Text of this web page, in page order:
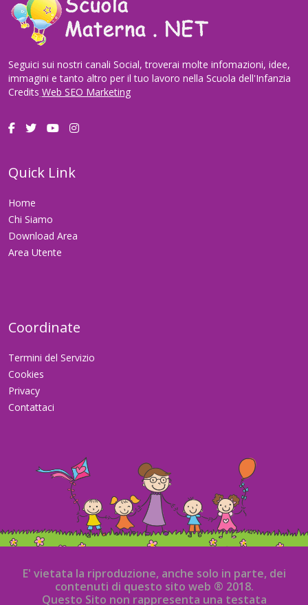
Seguici sui nostri canali Social, troverai molte infomazioni, idee,
immagini e tanto altro per il tuo lavoro nella Scuola dell'Infanzia
Credits Web SEO Marketing
Quick Link
Home
Chi Siamo
Download Area
Area Utente
Coordinate
Termini del Servizio
Cookies
Privacy
Contattaci
E' vietata la riproduzione, anche solo in parte, dei
contenuti di questo sito web ® 2018.
Questo Sito non rappresenta una testata